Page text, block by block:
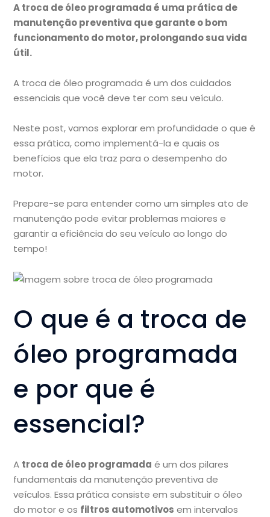
A troca de óleo programada é uma prática de
manutenção preventiva que garante o bom
funcionamento do motor, prolongando sua vida
útil.
A troca de óleo programada é um dos cuidados
essenciais que você deve ter com seu veículo.
Neste post, vamos explorar em profundidade o que é
essa prática, como implementá-la e quais os
benefícios que ela traz para o desempenho do
motor.
Prepare-se para entender como um simples ato de
manutenção pode evitar problemas maiores e
garantir a eficiência do seu veículo ao longo do
tempo!
O que é a troca de
óleo programada
e por que é
essencial?
A troca de óleo programada é um dos pilares
fundamentais da manutenção preventiva de
veículos. Essa prática consiste em substituir o óleo
do motor e os filtros automotivos em intervalos